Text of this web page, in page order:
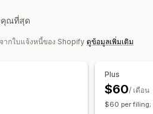
หลายร้านค้า
การจัดทำแผนที่ภาษีการขาย
คุณที่สุด
ากใบแจ้งหนี้ของ Shopify ดูข้อมูลเพิ่มเติม
Plus
$60/ เดือน
$60 per filing;